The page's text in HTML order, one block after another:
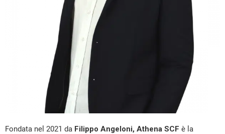
Fondata nel 2021 da Filippo Angeloni, Athena SCF è la